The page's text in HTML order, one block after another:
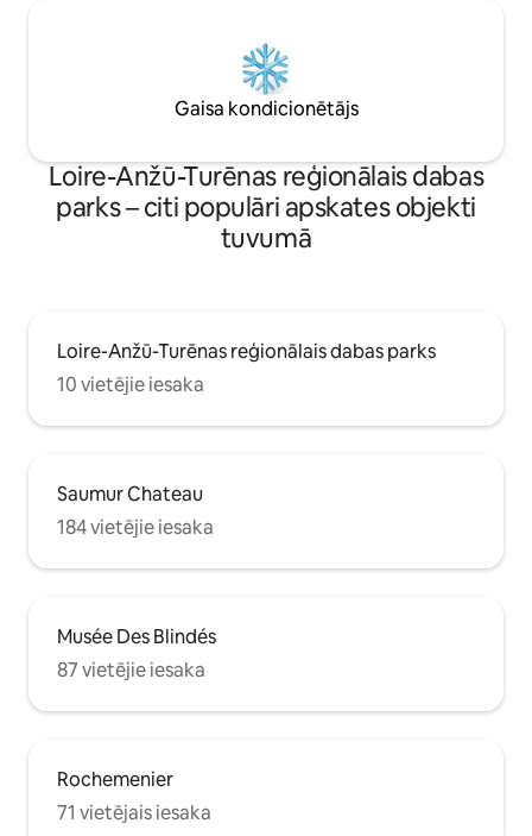
Gaisa kondicionētājs
Loire-Anžū-Turēnas reģionālais dabas
parks – citi populāri apskates objekti
tuvumā
Loire-Anžū-Turēnas reģionālais dabas parks
10 vietējie iesaka
Saumur Chateau
184 vietējie iesaka
Musée Des Blindés
87 vietējie iesaka
Rochemenier
71 vietējais iesaka